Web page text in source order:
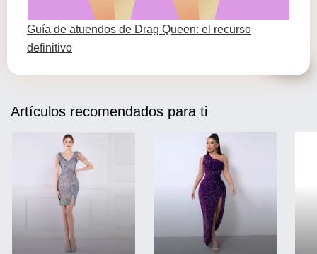
Guía de atuendos de Drag Queen: el recurso
definitivo
Artículos recomendados para ti